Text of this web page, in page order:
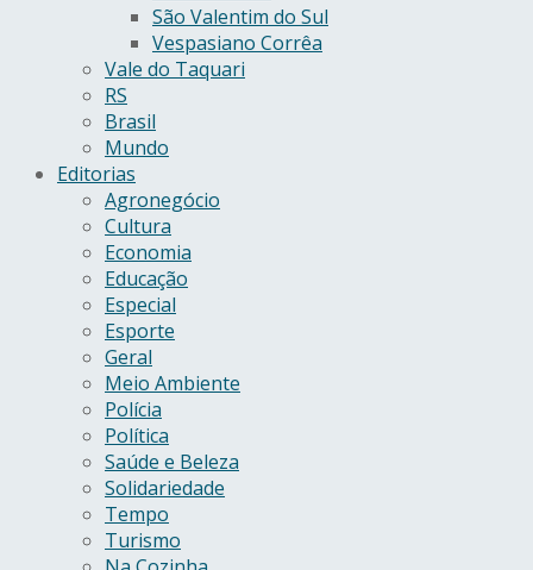
São Valentim do Sul
Vespasiano Corrêa
Vale do Taquari
RS
Brasil
Mundo
Editorias
Agronegócio
Cultura
Economia
Educação
Especial
Esporte
Geral
Meio Ambiente
Polícia
Política
Saúde e Beleza
Solidariedade
Tempo
Turismo